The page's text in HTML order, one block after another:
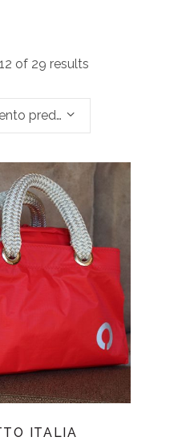
of 29 results
Ordinamento predefinito
ITALIA